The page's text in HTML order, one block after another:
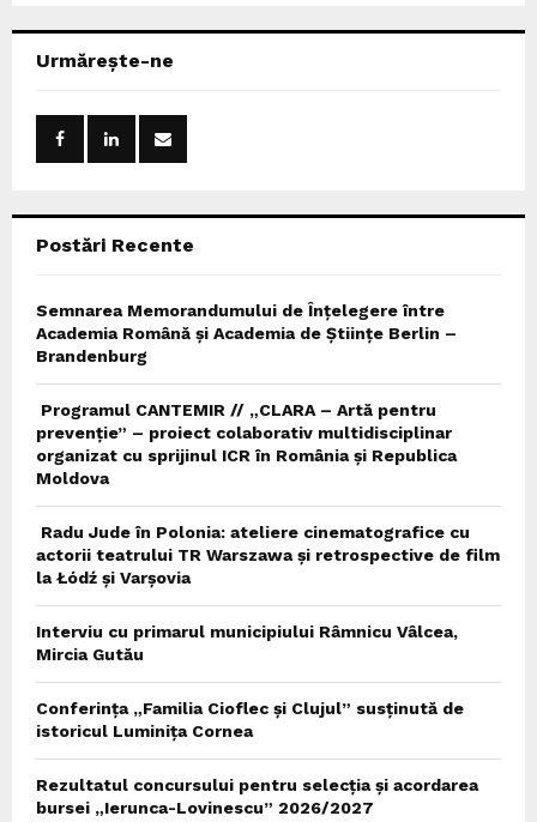
h
Urmărește-ne
Postări Recente
Semnarea Memorandumului de Înțelegere între
Academia Română și Academia de Științe Berlin –
Brandenburg
Programul CANTEMIR // „CLARA – Artă pentru
prevenție” – proiect colaborativ multidisciplinar
organizat cu sprijinul ICR în România și Republica
Moldova
Radu Jude în Polonia: ateliere cinematografice cu
actorii teatrului TR Warszawa și retrospective de film
la Łódź și Varșovia
Interviu cu primarul municipiului Râmnicu Vâlcea,
Mircia Gutău
Conferința „Familia Cioflec și Clujul” susținută de
istoricul Luminița Cornea
Rezultatul concursului pentru selecția și acordarea
bursei „Ierunca-Lovinescu” 2026/2027